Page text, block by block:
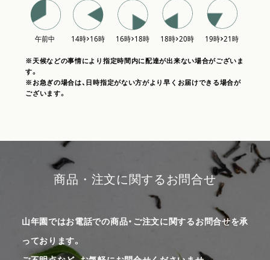
※天候などの事情により指定時間内に配達が出来ない場合がございま
す。
※お急ぎの場合は、日時指定がない方がより早くお届けできる場合が
ございます。
商品・注文に関するお問合せ
山年園ではお電話での商品・ご注文に関するお問合せを承
っております。